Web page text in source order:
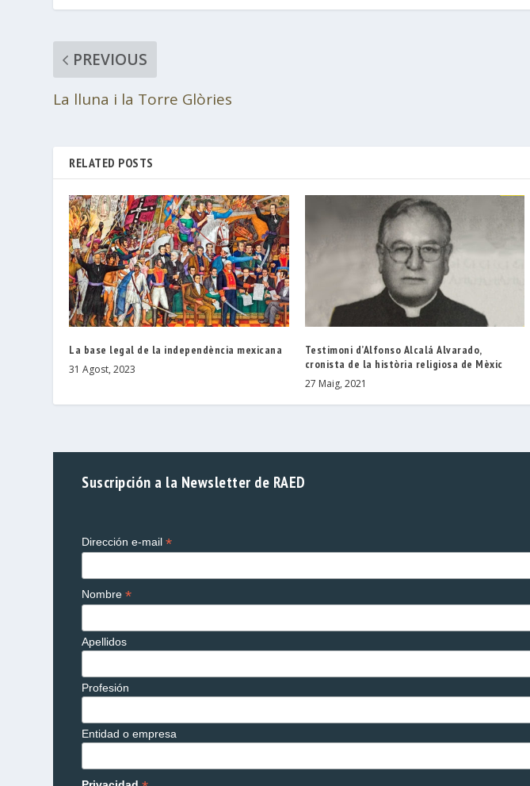
PREVIOUS
La lluna i la Torre Glòries
RELATED POSTS
La base legal de la independència mexicana
31 Agost, 2023
Testimoni d’Alfonso Alcalá Alvarado,
cronista de la història religiosa de Mèxic
27 Maig, 2021
Suscripción a la Newsletter de RAED
Dirección e-mail*
Nombre*
Apellidos
Profesión
Entidad o empresa